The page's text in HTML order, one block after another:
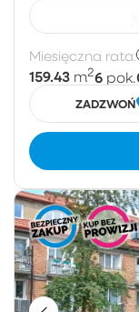
Miesięczna rata:
159.43 m26 pok.
ZADZWOŃ